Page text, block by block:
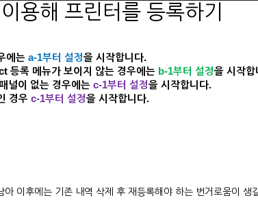
용해 프린터를 등록하기
에는 a-1부터 설정을 시작합니다.
록 메뉴가 보이지 않는 경우에는 b-1부터 설정을 시작합
널이 없는 경우에는 c-1부터 설정을 시작합니다.
경우 c-1부터 설정을 시작합니다.
이후에는 기존 내역 삭제 후 재등록해야 하는 번거로움이 생